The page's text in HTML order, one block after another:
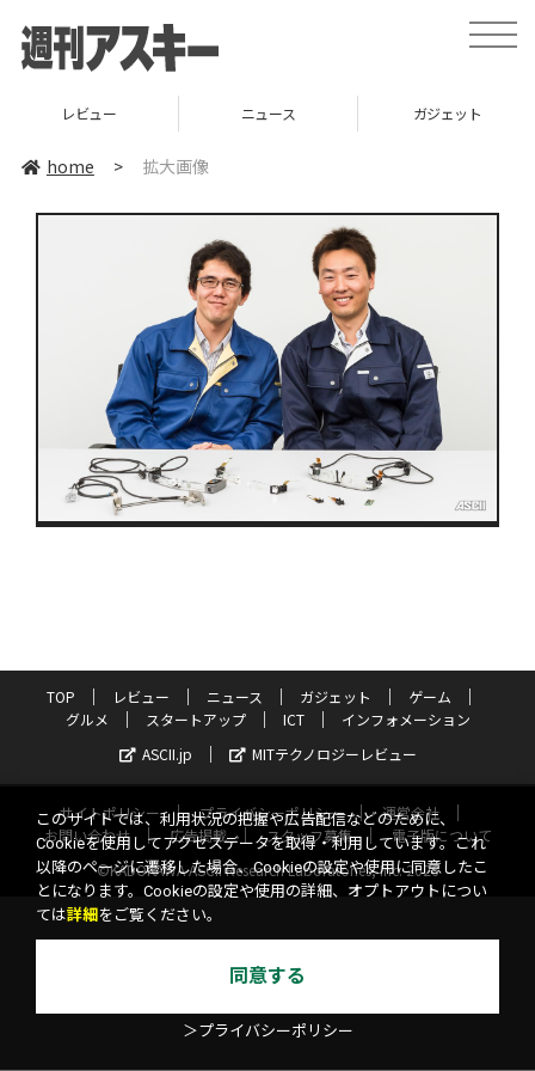
toggle
レビュー ニュース ガジェット
home > 拡大画像
TOP レビュー ニュース ガジェット
ゲーム
グルメ
スタートアップ ICT
インフォメーション
ASCII.jp
MITテクノロジーレビュー
サイトポリシー プライバシーポリシー
運営会社
お問い合わせ
広告掲載 スタッフ募集
電子版について
©KADOKAWA ASCII Research Laboratories, Inc. 2026
このサイトでは、利用状況の把握や広告配信などのために、
Cookieを使用してアクセスデータを取得・利用しています。これ
以降のページに遷移した場合、Cookieの設定や使用に同意したこ
とになります。Cookieの設定や使用の詳細、オプトアウトについ
ては詳細 をご覧ください。
同意する
＞プライバシーポリシー